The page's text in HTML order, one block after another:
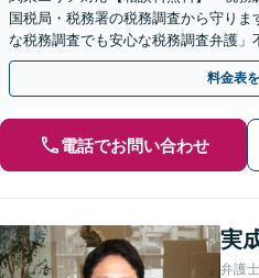
国税局・税務署の税務調査から守り
な税務調査でも安心な税務調査弁護」
なる前にご相談を
料金表
電話でお問い合わせ
実
弁護